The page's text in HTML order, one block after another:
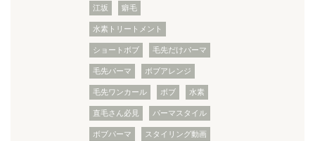
江坂 癖毛
水素トリートメント
ショートボブ 毛先だけパーマ
毛先パーマ ボブアレンジ
毛先ワンカール ボブ 水素
直毛さん必見 パーマスタイル
ボブパーマ スタイリング動画